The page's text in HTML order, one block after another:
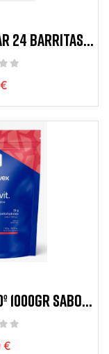
24 BARRITAS
1000GR SABOR
€